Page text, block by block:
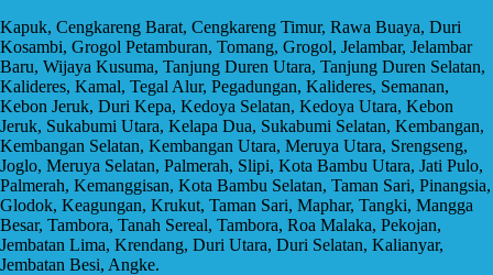
Kapuk, Cengkareng Barat, Cengkareng Timur, Rawa Buaya, Duri
Kosambi, Grogol Petamburan, Tomang, Grogol, Jelambar, Jelambar
Baru, Wijaya Kusuma, Tanjung Duren Utara, Tanjung Duren Selatan,
Kalideres, Kamal, Tegal Alur, Pegadungan, Kalideres, Semanan,
Kebon Jeruk, Duri Kepa, Kedoya Selatan, Kedoya Utara, Kebon
Jeruk, Sukabumi Utara, Kelapa Dua, Sukabumi Selatan, Kembangan,
Kembangan Selatan, Kembangan Utara, Meruya Utara, Srengseng,
Joglo, Meruya Selatan, Palmerah, Slipi, Kota Bambu Utara, Jati Pulo,
Palmerah, Kemanggisan, Kota Bambu Selatan, Taman Sari, Pinangsia,
Glodok, Keagungan, Krukut, Taman Sari, Maphar, Tangki, Mangga
Besar, Tambora, Tanah Sereal, Tambora, Roa Malaka, Pekojan,
Jembatan Lima, Krendang, Duri Utara, Duri Selatan, Kalianyar,
Jembatan Besi, Angke.